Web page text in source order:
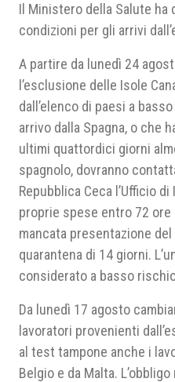
Area riservata
Il Ministero della Salute ha
condizioni per gli arrivi
A partire da lunedì 24
l’esclusione delle Isole
dall’elenco di paesi a
arrivo dalla Spagna, o che
ultimi quattordici giorni
spagnolo, dovranno
Repubblica Ceca l’Ufficio
proprie spese entro 72
mancata presentazione
quarantena di 14 giorni.
considerato a basso
Da lunedì 17 agosto
lavoratori provenienti
al test tampone anche i
Belgio e da Malta.